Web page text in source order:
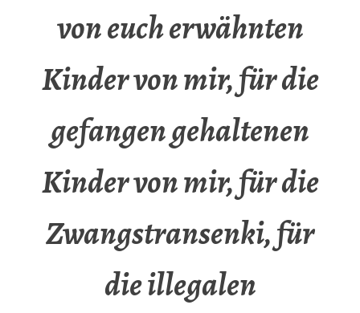
von euch erwähnten
Kinder von mir, für die
gefangen gehaltenen
Kinder von mir, für die
Zwangstransenki, für
die illegalen